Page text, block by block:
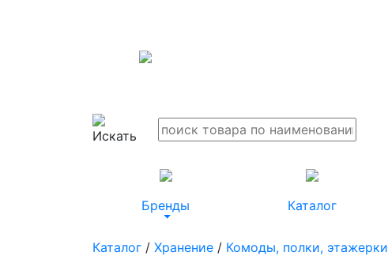
Бренды Каталог
Каталог / Хранение / Комоды, полки, этажерки